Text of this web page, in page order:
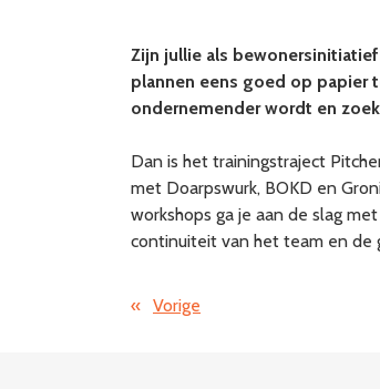
Zijn jullie als
plannen eens goed op papier
ondernemender wordt en
Dan is het trainingstraject
met Doarpswurk, BOKD en
workshops ga je aan de slag
continuiteit van het team en de
« Vorige